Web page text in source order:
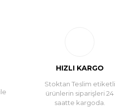
HIZLI KARGO
Stoktan Teslim etiketli
ürünlerin siparişleri 24
saatte kargoda.